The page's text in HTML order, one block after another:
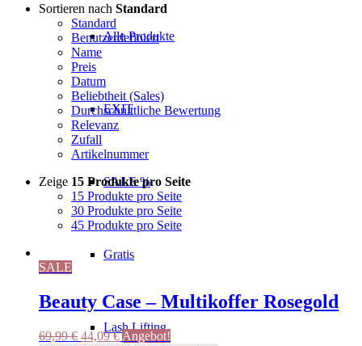
Alle Produkte
EXIT
SALE %
Gratis
Lash Lifting
Sortieren nach Standard
Standard
Benutzerdefiniert
Name
Preis
Datum
Beliebtheit (Sales)
Durchschnittliche Bewertung
Relevanz
Zufall
Artikelnummer
Zeige 15 Produkte pro Seite
15 Produkte pro Seite
30 Produkte pro Seite
45 Produkte pro Seite
SALE
Beauty Case – Multikoffer Rosegold
69,99€ Ursprünglicher
44,09€Aktueller
Angebot!